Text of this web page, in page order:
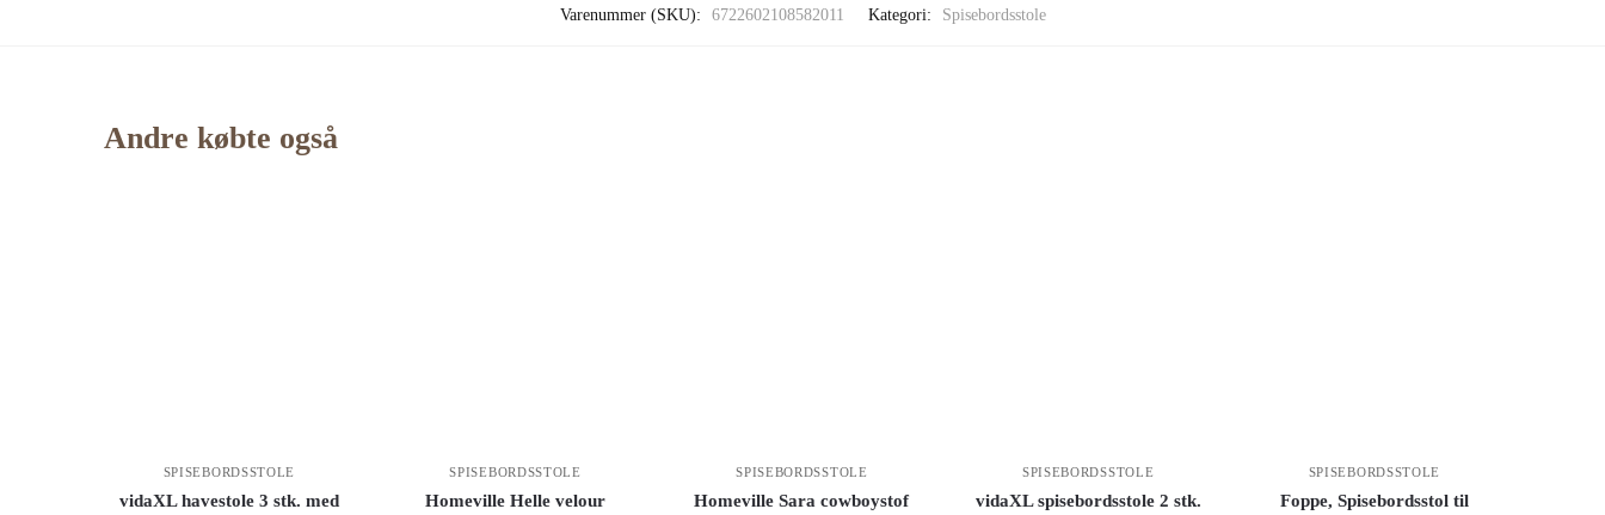
Varenummer (SKU): 6722602108582011 Kategori: Spisebordsstole
Andre købte også
SPISEBORDSSTOLE
vidaXL havestole 3 stk. med
SPISEBORDSSTOLE
Homeville Helle velour
SPISEBORDSSTOLE
Homeville Sara cowboystof
SPISEBORDSSTOLE
vidaXL spisebordsstole 2 stk.
SPISEBORDSSTOLE
Foppe, Spisebordsstol til